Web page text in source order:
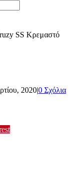
SS Κρεμαστό
2020|0 Σχόλια